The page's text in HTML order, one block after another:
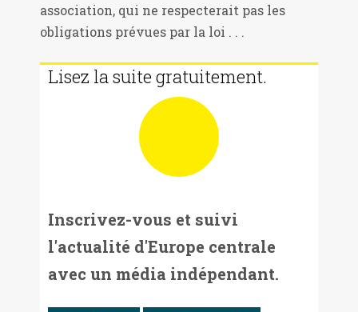
association, qui ne respecterait pas les
obligations prévues par la loi . . .
Lisez la suite gratuitement.
Inscrivez-vous et suivi
l'actualité d'Europe centrale
avec un média indépendant.